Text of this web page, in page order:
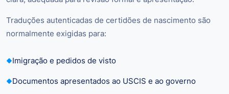
Traduções autenticadas de certidões de nascimento são
normalmente exigidas para:
Imigração e pedidos de visto
Documentos apresentados ao USCIS e ao governo